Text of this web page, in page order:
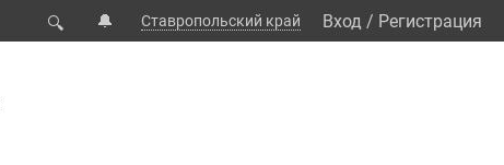
🔍 🔔 Ставропольский край Вход / Регистрация